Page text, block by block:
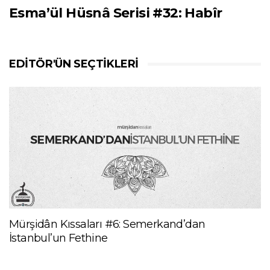
Esma’ül Hüsnâ Serisi #32: Habîr
EDITÖR'ÜN SEÇTIKLERI
Mürşidân Kıssaları #6: Semerkand’dan
İstanbul’un Fethine